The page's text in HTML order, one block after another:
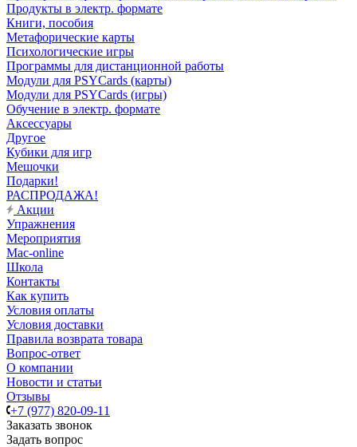
Продукты в электр. формате
Книги, пособия
Метафорические карты
Психологические игры
Программы для дистанционной работы
Модули для PSYCards (карты)
Модули для PSYCards (игры)
Обучение в электр. формате
Аксессуары
Другое
Кубики для игр
Мешочки
Подарки!
РАСПРОДАЖА!
Акции
Упражнения
Мероприятия
Mac-online
Школа
Контакты
Как купить
Условия оплаты
Условия доставки
Правила возврата товара
Вопрос-ответ
О компании
Новости и статьи
Отзывы
+7 (977) 820-09-11
Заказать звонок
Задать вопрос